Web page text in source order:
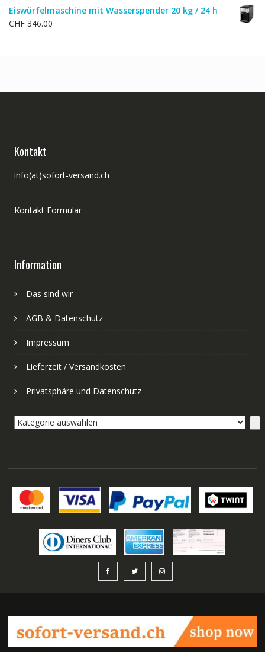
Eiswürfelmaschine mit Wasserspender 20 kg / 24 h
CHF 346.00
Kontakt
info(at)sofort-versand.ch
Kontakt Formular
Information
Das sind wir
AGB & Datenschutz
Impressum
Lieferzeit / Versandkosten
Privatsphäre und Datenschutz
Kategorie